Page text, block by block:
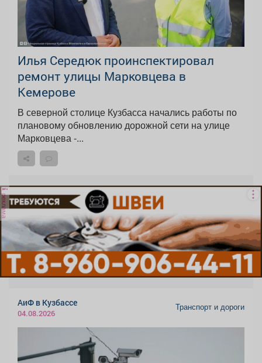
Илья Середюк проинспектировал
ремонт улицы Марковцева в
Кемерове
В северной столице Кузбасса начались работы по
плановому обновлению дорожной сети на улице
Марковцева -...
реклама
АиФ в Кузбассе
04.08.2026
Транспорт и дороги